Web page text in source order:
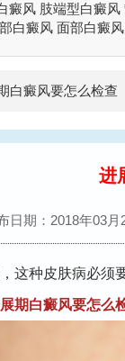
癜风 肢端型白癜风
白癜风 面部白癜风
白癜风要怎么检查
进
日期：2018年03
种皮肤病必须
期白癜风要怎么